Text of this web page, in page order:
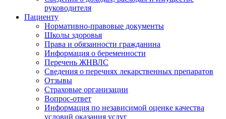
руководителя
Пациенту
Нормативно-правовые документы
Школы здоровья
Права и обязанности гражданина
Информация о беременности
Перечень ЖНВЛС
Сведения о перечнях лекарственных препаратов
Отзывы
Страховые организации
Вопрос-ответ
Информация по независимой оценке качества
условий оказания услуг